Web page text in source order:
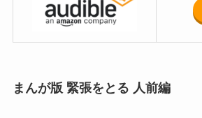
まんが版 緊張をとる 人前編